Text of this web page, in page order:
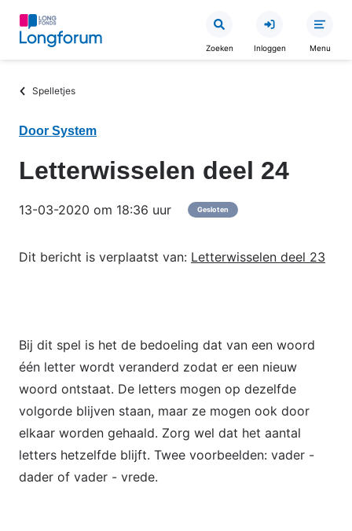
Overslaan
inhoud
Zoeken Inloggen Menu
Kruimelpad
Spelletjes
Door System
Letterwisselen deel 24
13-03-2020 om 18:36 uur Gesloten
Dit bericht is verplaatst van: Letterwisselen deel 23
Bij dit spel is het de bedoeling dat van een woord
één letter wordt veranderd zodat er een nieuw
woord ontstaat. De letters mogen op dezelfde
volgorde blijven staan, maar ze mogen ook door
elkaar worden gehaald. Zorg wel dat het aantal
letters hetzelfde blijft. Twee voorbeelden: vader -
dader of vader - vrede.